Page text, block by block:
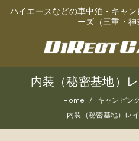
ハイエースなどの車中泊・キャ
ーズ（三重・神
内装（秘密基地）
Home
キャンピン
内装（秘密基地）レ